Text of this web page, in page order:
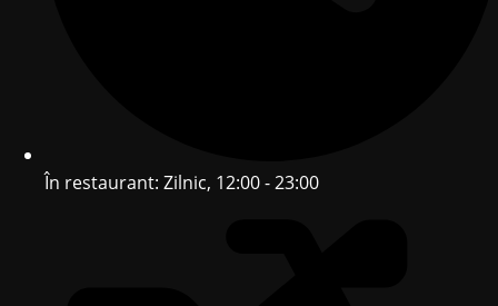
În restaurant: Zilnic, 12:00 - 23:00